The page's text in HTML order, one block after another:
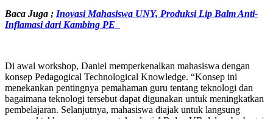
Baca Juga ; Inovasi Mahasiswa UNY, Produksi Lip Balm Anti-
Inflamasi dari Kambing PE
Di awal workshop, Daniel memperkenalkan mahasiswa dengan
konsep Pedagogical Technological Knowledge. “Konsep ini
menekankan pentingnya pemahaman guru tentang teknologi dan
bagaimana teknologi tersebut dapat digunakan untuk meningkatkan
pembelajaran. Selanjutnya, mahasiswa diajak untuk langsung